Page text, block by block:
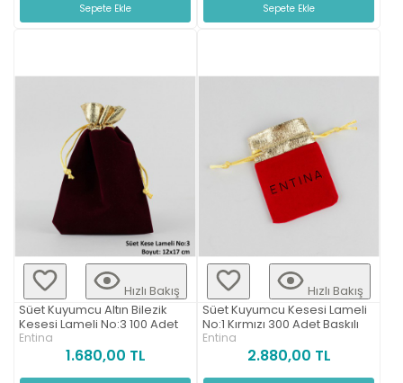
Sepete Ekle Sepete Ekle
Hızlı Bakış
Süet Kuyumcu Altın Bilezik
Kesesi Lameli No:3 100 Adet
Entina
1.680,00 TL
Hızlı Bakış
Süet Kuyumcu Kesesi Lameli
No:1 Kırmızı 300 Adet Baskılı
Entina
2.880,00 TL